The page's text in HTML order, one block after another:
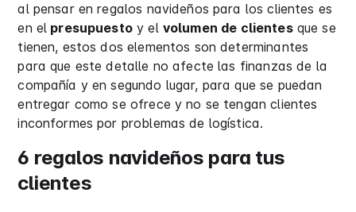
al pensar en regalos navideños para los clientes es
en el presupuestoy el volumen de clientesque se
tienen, estos dos elementos son determinantes
para que este detalle no afecte las finanzas de la
compañía y en segundo lugar, para que se puedan
entregar como se ofrece y no se tengan clientes
inconformes por problemas de logística.
6 regalos navideños para tus
clientes